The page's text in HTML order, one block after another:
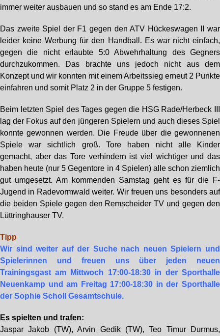
immer weiter ausbauen und so stand es am Ende 17:2.
Das zweite Spiel der F1 gegen den ATV Hückeswagen II war
leider keine Werbung für den Handball. Es war nicht einfach,
gegen die nicht erlaubte 5:0 Abwehrhaltung des Gegners
durchzukommen. Das brachte uns jedoch nicht aus dem
Konzept und wir konnten mit einem Arbeitssieg erneut 2 Punkte
einfahren und somit Platz 2 in der Gruppe 5 festigen.
Beim letzten Spiel des Tages gegen die HSG Rade/Herbeck III
lag der Fokus auf den jüngeren Spielern und auch dieses Spiel
konnte gewonnen werden. Die Freude über die gewonnenen
Spiele war sichtlich groß. Tore haben nicht alle Kinder
gemacht, aber das Tore verhindern ist viel wichtiger und das
haben heute (nur 5 Gegentore in 4 Spielen) alle schon ziemlich
gut umgesetzt. Am kommenden Samstag geht es für die F-
Jugend in Radevormwald weiter. Wir freuen uns besonders auf
die beiden Spiele gegen den Remscheider TV und gegen den
Lüttringhauser TV.
Tipp
Wir sind weiter auf der Suche nach neuen Spielern und
Spielerinnen und freuen uns über jeden neuen
Trainingsgast am Mittwoch 17:00-18:30 in der Sporthalle
Neuenkamp und am Freitag 17:00-18:30 in der Sporthalle
der Sophie Scholl Gesamtschule.
Es spielten und trafen:
Jaspar Jakob (TW), Arvin Gedik (TW), Teo Timur Durmus,